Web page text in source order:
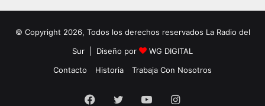
© Copyright 2026, Todos los derechos reservados La Radio del
Sur | Diseño por
WG DIGITAL
Contacto
Historia Trabaja Con Nosotros
Facebook
TwitterYouTubeInstagram